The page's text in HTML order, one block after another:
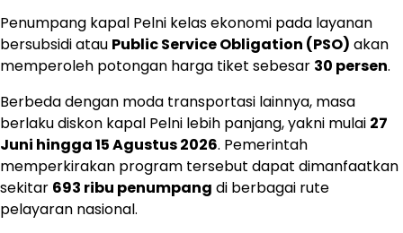
Penumpang kapal Pelni kelas ekonomi pada layanan
bersubsidi atau Public Service Obligation (PSO) akan
memperoleh potongan harga tiket sebesar 30 persen.
Berbeda dengan moda transportasi lainnya, masa
berlaku diskon kapal Pelni lebih panjang, yakni mulai 27
Juni hingga 15 Agustus 2026. Pemerintah
memperkirakan program tersebut dapat dimanfaatkan
sekitar 693 ribu penumpang di berbagai rute
pelayaran nasional.